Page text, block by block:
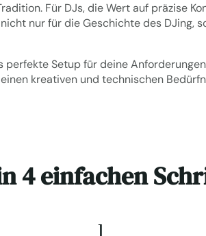
Für DJs, die Wert auf präzise
nur für die Geschichte des
perfekte Setup für deine
kreativen und technischen
4 einfachen